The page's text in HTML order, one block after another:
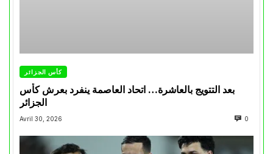
كأس الجزائر
بعد التتويج بالعاشرة… اتحاد العاصمة ينفرد بعرش كأس
الجزائر
Avril 30, 2026 0